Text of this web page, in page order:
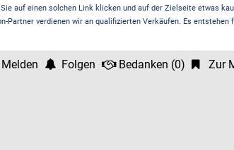
auf einen solchen Link klicken und auf der Zielseite etwas
Partner verdienen wir an qualifizierten Verkäufen. Es entstehen
Melden Folgen Bedanken (0) Zur